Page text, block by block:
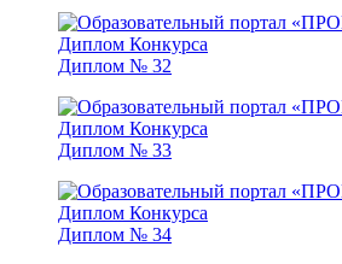
Диплом № 32
Диплом № 33
Диплом № 34